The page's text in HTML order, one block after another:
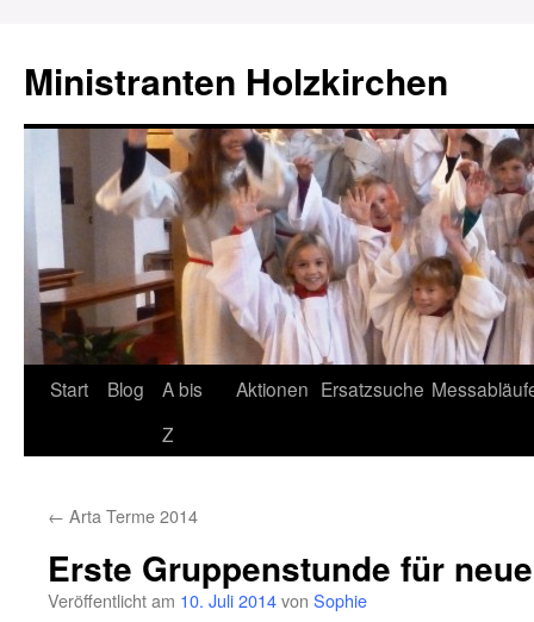
Ministranten Holzkirchen
Zum
Start Blog
A bis
Z
Aktionen Ersatzsuche
← Arta Terme 2014
Erste Gruppenstunde für
Veröffentlicht am 10. Juli 2014von Sophie